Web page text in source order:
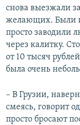
снова выезжали
желающих. Были
просто заводили
через калитку.
от 10 тысяч
была очень
– В Грузии,
смеясь, говорит
просто бросают